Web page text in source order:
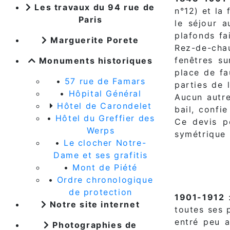
Les travaux du 94 rue de
Paris
Marguerite Porete
Monuments historiques
• 57 rue de Famars
• Hôpital Général
Hôtel de Carondelet
• Hôtel du Greffier des
Werps
• Le clocher Notre-
Dame et ses grafitis
• Mont de Piété
• Ordre chronologique
de protection
Notre site internet
Photographies de
n°12) et la
le séjour
plafonds
Rez-de-
fenêtres
place de
parties de
Aucun
bail, confie
Ce devis
1901-1912
toutes ses
entré peu